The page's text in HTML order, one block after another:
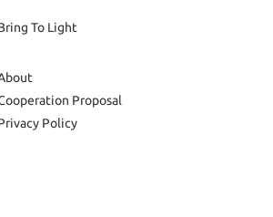
To Light
Proposal
Policy